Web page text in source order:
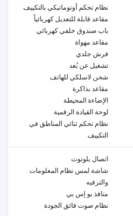
نظام تحكم أوتوماتيكي بالتكييف
مقاعد قابلة للتعديل كهربائياً
باب صندوق خلفي كهربائي
مقاعد مهواة
فرش جلدي
تشغيل عن بُعد
شحن لاسلكي للهاتف
مقاعد بذاكرة
الإضاءة المحيطة
لوحة القيادة الرقمية
نظام تحكم ثنائي المناطق في
التكييف
اتصال بلوتوث
شاشة لمس نظام المعلومات
والترفيه
منافذ يو إس بي
نظام صوت فائق الجودة